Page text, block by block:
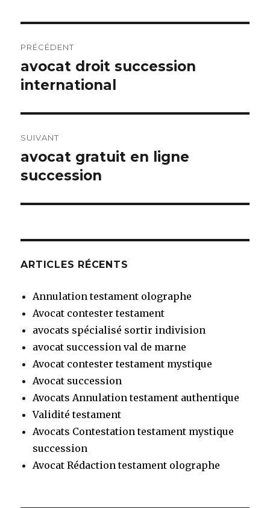
de
l’article
PRÉCÉDENT
Article
précédent :
avocat droit succession
international
SUIVANT
Article
suivant :
avocat gratuit en ligne
succession
ARTICLES RÉCENTS
Annulation testament olographe
Avocat contester testament
avocats spécialisé sortir indivision
avocat succession val de marne
Avocat contester testament mystique
Avocat succession
Avocats Annulation testament authentique
Validité testament
Avocats Contestation testament mystique
succession
Avocat Rédaction testament olographe